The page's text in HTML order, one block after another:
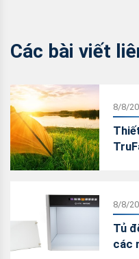
Các bài viết
8/8/
8/8/
Tủ
các